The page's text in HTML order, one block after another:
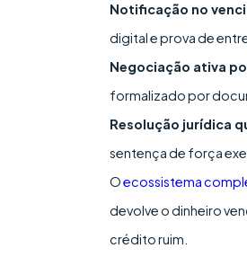
Notificação no
digital e prova de
Negociação ativa
formalizado por
Resolução jurídica
sentença de força
Oecossistema
devolve o dinheiro
crédito ruim.